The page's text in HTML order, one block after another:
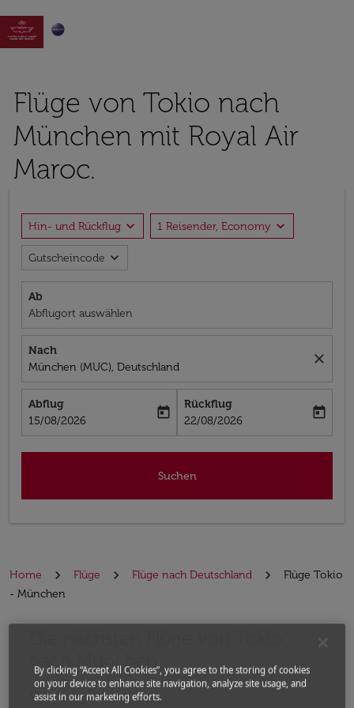

Flüge von Tokio nach
München mit Royal Air
Maroc.
Hin- und Rückflug expand_more 1 Reisender, Economy expand_more
Gutscheincode expand_more
Ab
Abflugort auswählen
Nach
München (MUC), Deutschland
close
Abflug
fc-booking-departure-date-aria-label
15/08/2026
today
Rückflug
fc-booking-return-date-aria-label
22/08/2026
today
Suchen
Home Flüge Flüge nach Deutschland
Flüge Tokio
- München
nach München
Von
By clicking “Accept All Cookies”, you agree to the storing of cookies
on your device to enhance site navigation, analyze site usage, and
assist in our marketing efforts.